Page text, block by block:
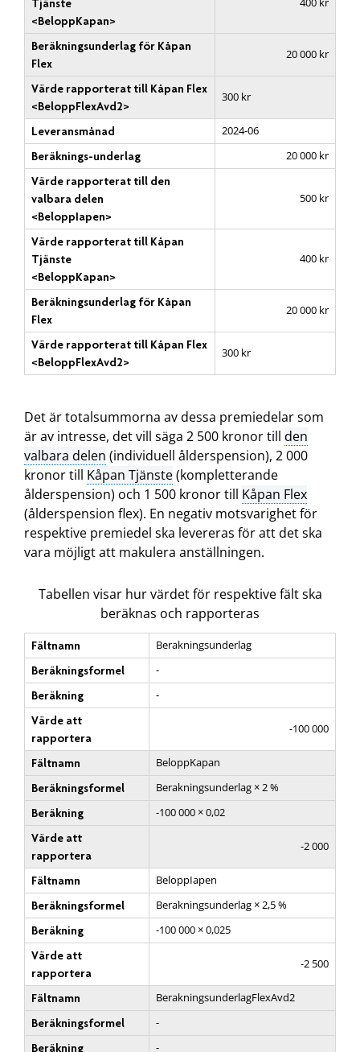
Tjänste
<BeloppKapan>
Beräkningsunderlag för Kåpan
Flex
20 000 kr
Värde rapporterat till Kåpan Flex
<BeloppFlexAvd2>
300 kr
Leveransmånad
2024-06
Beräknings-underlag
20 000 kr
Värde rapporterat till den
valbara delen
<BeloppIapen>
500 kr
Värde rapporterat till Kåpan
Tjänste
<BeloppKapan>
400 kr
Beräkningsunderlag för Kåpan
Flex
20 000 kr
Värde rapporterat till Kåpan Flex
<BeloppFlexAvd2>
300 kr
Det är totalsummorna av dessa premiedelar som
är av intresse, det vill säga 2 500 kronor till den
valbara delen (individuell ålderspension), 2 000
kronor till Kåpan Tjänste(kompletterande
ålderspension) och 1 500 kronor till Kåpan Flex
(ålderspension flex). En negativ motsvarighet för
respektive premiedel ska levereras för att det ska
vara möjligt att makulera anställningen.
Tabellen visar hur värdet för respektive fält ska
beräknas och rapporteras
Fältnamn
Berakningsunderlag
Beräkningsformel
-
Beräkning
-
Värde att
rapportera
-100 000
Fältnamn
BeloppKapan
Beräkningsformel
Berakningsunderlag × 2 %
Beräkning
-100 000 × 0,02
Värde att
rapportera
-2 000
Fältnamn
BeloppIapen
Beräkningsformel
Berakningsunderlag × 2,5 %
Beräkning
-100 000 × 0,025
Värde att
rapportera
-2 500
Fältnamn
BerakningsunderlagFlexAvd2
Beräkningsformel
-
Beräkning
-